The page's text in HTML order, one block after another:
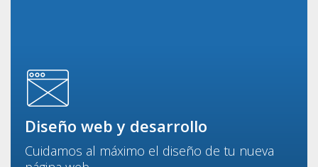
Diseño web y desarrollo
Cuidamos al máximo el diseño de tu nueva